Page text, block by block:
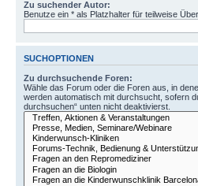
Zu suchender Autor:
Benutze ein * als Platzhalter für teilweise
SUCHOPTIONEN
Zu durchsuchende Foren:
Wähle das Forum oder die Foren aus, in
werden automatisch mit durchsucht, sofern
durchsuchen“ unten nicht deaktivierst.